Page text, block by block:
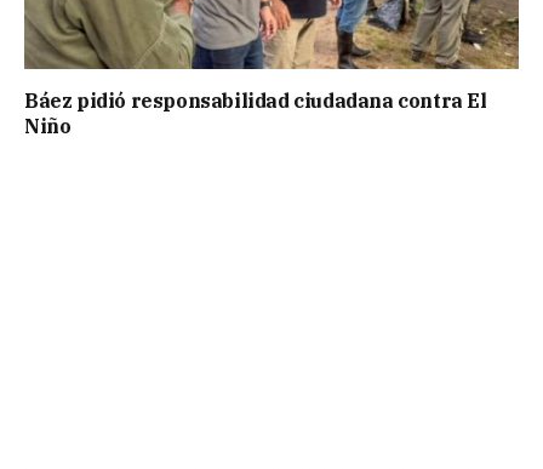
Báez pidió responsabilidad ciudadana contra El
Niño